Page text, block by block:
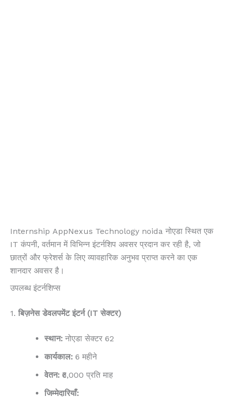
Internship AppNexus Technology noida नोएडा स्थित एक
IT कंपनी, वर्तमान में विभिन्न इंटर्नशिप अवसर प्रदान कर रही है, जो
छात्रों और फ्रेशर्स के लिए व्यावहारिक अनुभव प्राप्त करने का एक
शानदार अवसर है।
उपलब्ध इंटर्नशिप्स
1. बिज़नेस डेवलपमेंट इंटर्न (IT सेक्टर)
स्थान: नोएडा सेक्टर 62
कार्यकाल: 6 महीने
वेतन: ₹6,000 प्रति माह
जिम्मेदारियाँ: